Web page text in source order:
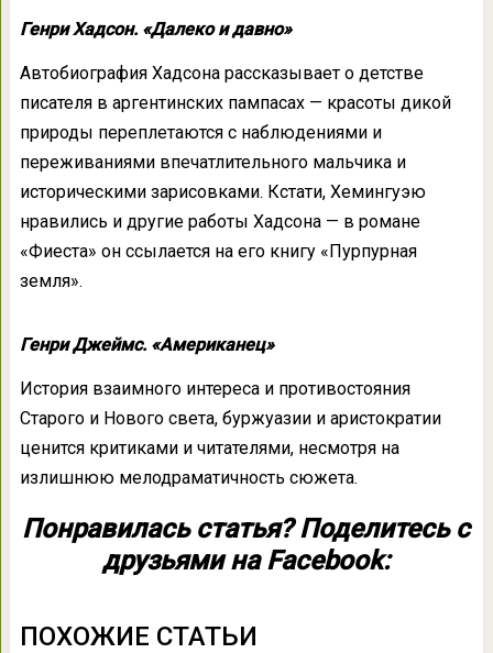
Генри Хадсон. «Далеко и давно»
Автобиография Хадсона рассказывает о детстве
писателя в аргентинских пампасах — красоты дикой
природы переплетаются с наблюдениями и
переживаниями впечатлительного мальчика и
историческими зарисовками. Кстати, Хемингуэю
нравились и другие работы Хадсона — в романе
«Фиеста» он ссылается на его книгу «Пурпурная
земля».
Генри Джеймс. «Американец»
История взаимного интереса и противостояния
Старого и Нового света, буржуазии и аристократии
ценится критиками и читателями, несмотря на
излишнюю мелодраматичность сюжета.
Понравилась статья? Поделитесь с
друзьями на Facebook:
ПОХОЖИЕ СТАТЬИ